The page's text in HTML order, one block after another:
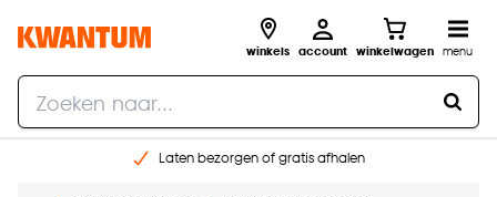
winkels account winkelwagen menu
Laten bezorgen of gratis afhalen